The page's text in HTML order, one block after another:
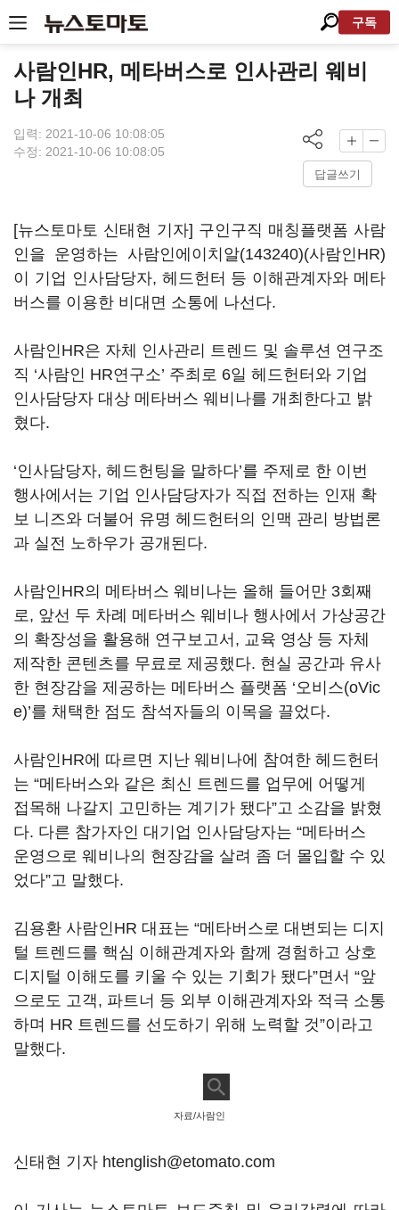
구독
사람인HR, 메타버스로 인사관리 웨비
나 개최
입력: 2021-10-06 10:08:05
수정: 2021-10-06 10:08:05
답글쓰기
[뉴스토마토 신태현 기자] 구인구직 매칭플랫폼 사람
인을 운영하는 사람인에이치알(143240)(사람인HR)
이 기업 인사담당자, 헤드헌터 등 이해관계자와 메타
버스를 이용한 비대면 소통에 나선다.
사람인HR은 자체 인사관리 트렌드 및 솔루션 연구조
직 ‘사람인 HR연구소’ 주최로 6일 헤드헌터와 기업
인사담당자 대상 메타버스 웨비나를 개최한다고 밝
혔다.
‘인사담당자, 헤드헌팅을 말하다’를 주제로 한 이번
행사에서는 기업 인사담당자가 직접 전하는 인재 확
보 니즈와 더불어 유명 헤드헌터의 인맥 관리 방법론
과 실전 노하우가 공개된다.
사람인HR의 메타버스 웨비나는 올해 들어만 3회째
로, 앞선 두 차례 메타버스 웨비나 행사에서 가상공간
의 확장성을 활용해 연구보고서, 교육 영상 등 자체
제작한 콘텐츠를 무료로 제공했다. 현실 공간과 유사
한 현장감을 제공하는 메타버스 플랫폼 ‘오비스(oVic
e)’를 채택한 점도 참석자들의 이목을 끌었다.
사람인HR에 따르면 지난 웨비나에 참여한 헤드헌터
는 “메타버스와 같은 최신 트렌드를 업무에 어떻게
접목해 나갈지 고민하는 계기가 됐다”고 소감을 밝혔
다. 다른 참가자인 대기업 인사담당자는 “메타버스
운영으로 웨비나의 현장감을 살려 좀 더 몰입할 수 있
었다”고 말했다.
김용환 사람인HR 대표는 “메타버스로 대변되는 디지
털 트렌드를 핵심 이해관계자와 함께 경험하고 상호
디지털 이해도를 키울 수 있는 기회가 됐다”면서 “앞
으로도 고객, 파트너 등 외부 이해관계자와 적극 소통
하며 HR 트렌드를 선도하기 위해 노력할 것”이라고
말했다.
자료/사람인
신태현 기자 htenglish@etomato.com